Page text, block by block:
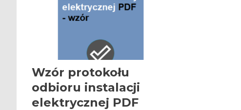
Wzór protokołu
odbioru instalacji
elektrycznej PDF